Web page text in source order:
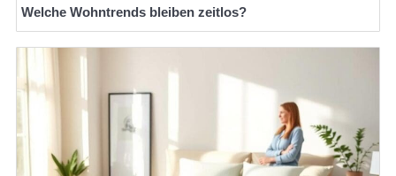
Welche Wohntrends bleiben zeitlos?